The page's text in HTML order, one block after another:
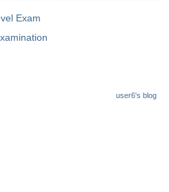
Exam
user6's blog